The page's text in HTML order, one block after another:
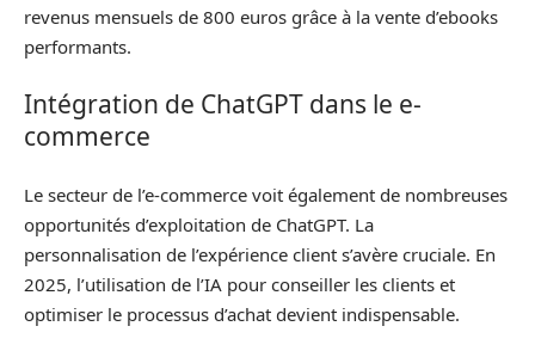
revenus mensuels de 800 euros grâce à la vente d’ebooks
performants.
Intégration de ChatGPT dans le e-
commerce
Le secteur de l’e-commerce voit également de nombreuses
opportunités d’exploitation de ChatGPT. La
personnalisation de l’expérience client s’avère cruciale. En
2025, l’utilisation de l’IA pour conseiller les clients et
optimiser le processus d’achat devient indispensable.